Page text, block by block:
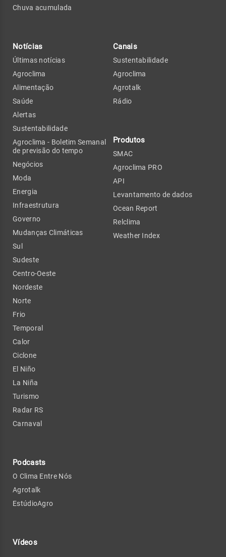
Chuva acumulada
Notícias
Últimas notícias
Agroclima
Alimentação
Saúde
Alertas
Sustentabilidade
Agroclima - Boletim Semanal
de previsão do tempo
Negócios
Moda
Energia
Infraestrutura
Governo
Mudanças Climáticas
Sul
Sudeste
Centro-Oeste
Nordeste
Norte
Frio
Temporal
Calor
Ciclone
El Niño
La Niña
Turismo
Radar RS
Carnaval
Podcasts
O Clima Entre Nós
Agrotalk
EstúdioAgro
Vídeos
Canais
Sustentabilidade
Agroclima
Agrotalk
Rádio
Produtos
SMAC
Agroclima PRO
API
Levantamento de dados
Ocean Report
Relclima
Weather Index